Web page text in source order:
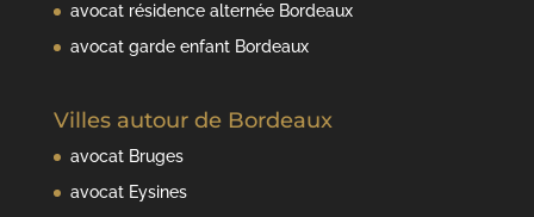
avocat résidence alternée Bordeaux
avocat garde enfant Bordeaux
Villes autour de Bordeaux
avocat Bruges
avocat Eysines